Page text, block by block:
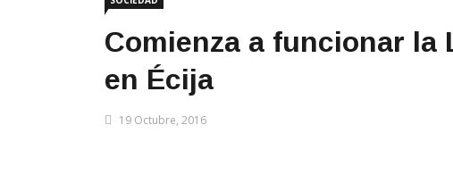
Comienza a funcionar la
en Écija
19 Octubre, 2016